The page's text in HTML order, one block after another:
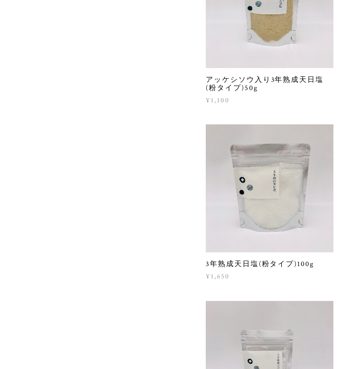
アッケシソウ入り3年熟成天日塩
(粉タイプ)50g
¥1,100
3年熟成天日塩(粉タイプ)100g
¥1,650